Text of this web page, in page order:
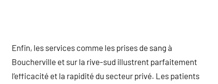
Enfin, les services comme les prises de sang à
Boucherville et sur la rive-sud illustrent parfaitement
l’efficacité et la rapidité du secteur privé. Les patients